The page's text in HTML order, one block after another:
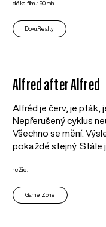
délka filmu: 90 min.
Doku.Reality
Alfred after Alfred
Alfréd je červ, je pták,
Nepřerušený cyklus
Všechno se mění.
pokaždé stejný. Stále
režie:
Game Zone